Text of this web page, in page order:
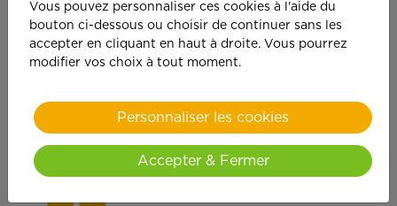
On est toujours plus
performant
quand on y met du
cœur !
Vous pouvez personnaliser ces cookies à l'aide du
bouton ci-dessous ou choisir de continuer sans les
accepter en cliquant en haut à droite. Vous pourrez
modifier vos choix à tout moment.
Personnaliser les cookies
Accepter & Fermer